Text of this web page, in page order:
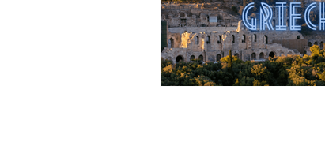
Reiseziele Kolumbien